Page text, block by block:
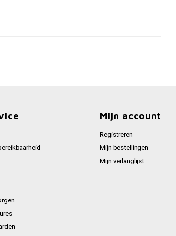
Mijn account
Registreren
Mijn bestellingen
Mijn verlanglijst